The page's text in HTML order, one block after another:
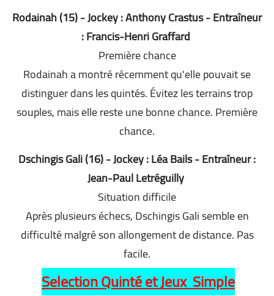
Rodainah (15) - Jockey : Anthony Crastus - Entraîneur
: Francis-Henri Graffard
Première chance
Rodainah a montré récemment qu'elle pouvait se
distinguer dans les quintés. Évitez les terrains trop
souples, mais elle reste une bonne chance. Première
chance.
Dschingis Gali (16) - Jockey : Léa Bails - Entraîneur :
Jean-Paul Letréguilly
Situation difficile
Après plusieurs échecs, Dschingis Gali semble en
difficulté malgré son allongement de distance. Pas
facile.
Selection Quinté et Jeux Simple